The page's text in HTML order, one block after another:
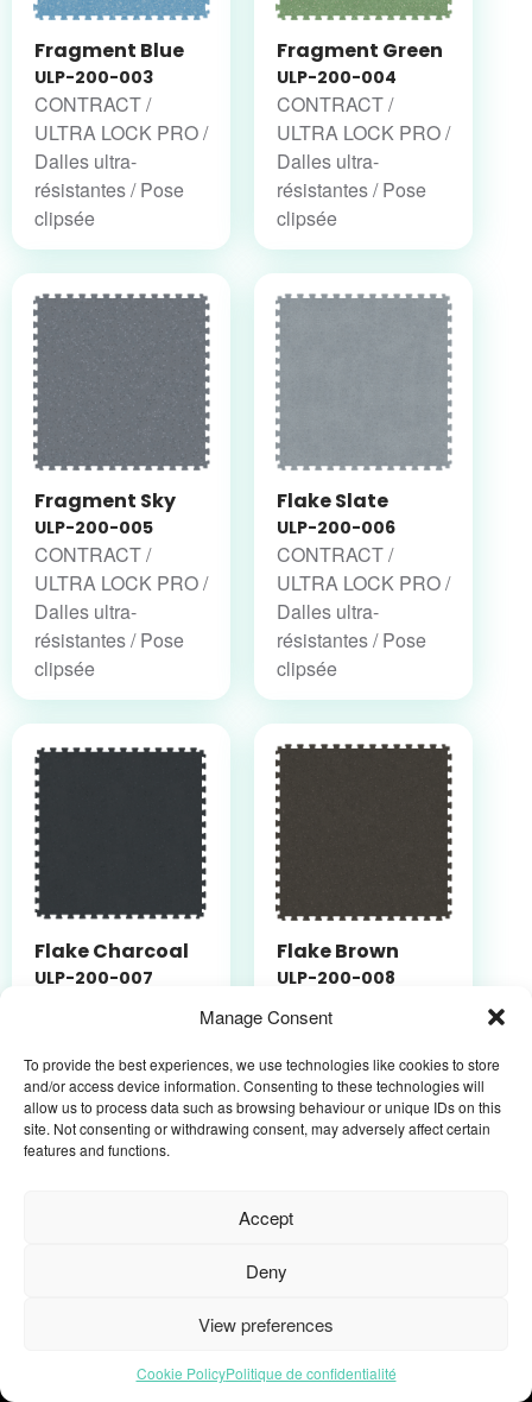
Manage Consent
To provide the best experiences, we use technologies like cookies to store
and/or access device information. Consenting to these technologies will
allow us to process data such as browsing behaviour or unique IDs on this
site. Not consenting or withdrawing consent, may adversely affect certain
features and functions.
Accept
Deny
View preferences
Cookie PolicyPolitique de confidentialité
Fragment Blue
ULP-200-003
CONTRACT /
ULTRA LOCK PRO /
Dalles ultra-
résistantes / Pose
clipsée
Fragment Green
ULP-200-004
CONTRACT /
ULTRA LOCK PRO /
Dalles ultra-
résistantes / Pose
clipsée
Fragment Sky
ULP-200-005
CONTRACT /
ULTRA LOCK PRO /
Dalles ultra-
résistantes / Pose
clipsée
Flake Slate
ULP-200-006
CONTRACT /
ULTRA LOCK PRO /
Dalles ultra-
résistantes / Pose
clipsée
Flake Charcoal
ULP-200-007
ULTRA LOCK PRO /
Dalles ultra-
résistantes / Pose
clipsée
Flake Brown
ULP-200-008
CONTRACT /
ULTRA LOCK PRO /
Dalles ultra-
résistantes / Pose
clipsée
Abonnez-vous à notre
newsletter